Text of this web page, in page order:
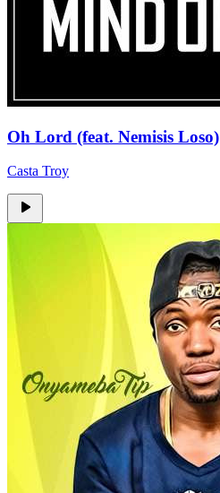
Oh Lord (feat. Nemisis Loso)
Casta Troy